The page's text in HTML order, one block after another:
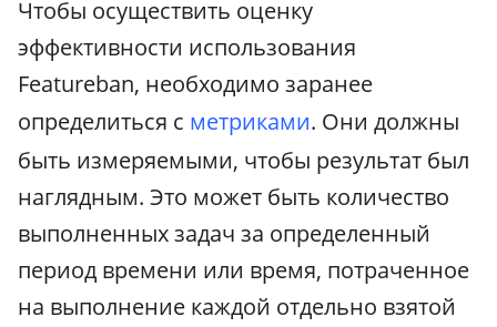
Чтобы осуществить оценку
эффективности использования
Featureban, необходимо заранее
определиться с метриками. Они должны
быть измеряемыми, чтобы результат был
наглядным. Это может быть количество
выполненных задач за определенный
период времени или время, потраченное
на выполнение каждой отдельно взятой